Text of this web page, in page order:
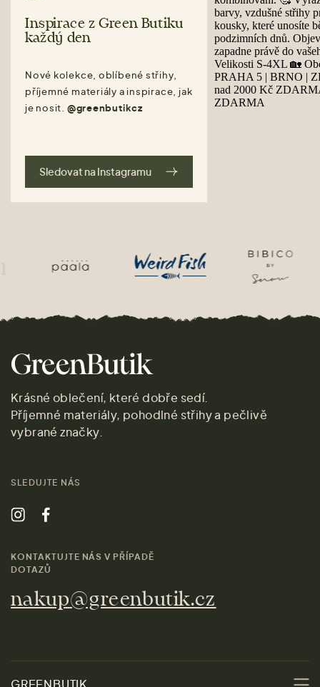
Inspirace z Green Butiku
každý den
Nové kolekce, oblíbené střihy,
příjemné materiály a inspirace, jak
je nosit. @greenbutikcz
Sledovat na Instagramu
Krásné oblečení, které dobře sedí.
Příjemné materiály, pohodlné střihy a pečlivě
vybrané značky.
SLEDUJTE NÁS
KONTAKTUJTE NÁS V PŘÍPADĚ
DOTAZŮ
nakup@greenbutik.cz
GREENBUTIK